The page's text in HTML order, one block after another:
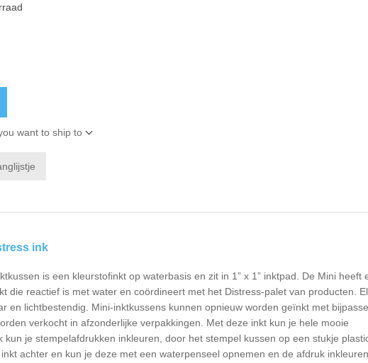
want to ship to
ink
is een kleurstofinkt op waterbasis en zit in 1” x 1” inktpad. De Mini heeft
die reactief is met water en coördineert met het Distress-palet van producten.
en lichtbestendig. Mini-inktkussens kunnen opnieuw worden geïnkt met
verkocht in afzonderlijke verpakkingen. Met deze inkt kun je hele mooie
kun je stempelafdrukken inkleuren, door het stempel kussen op een stukje
achter en kun je deze met een waterpenseel opnemen en de afdruk